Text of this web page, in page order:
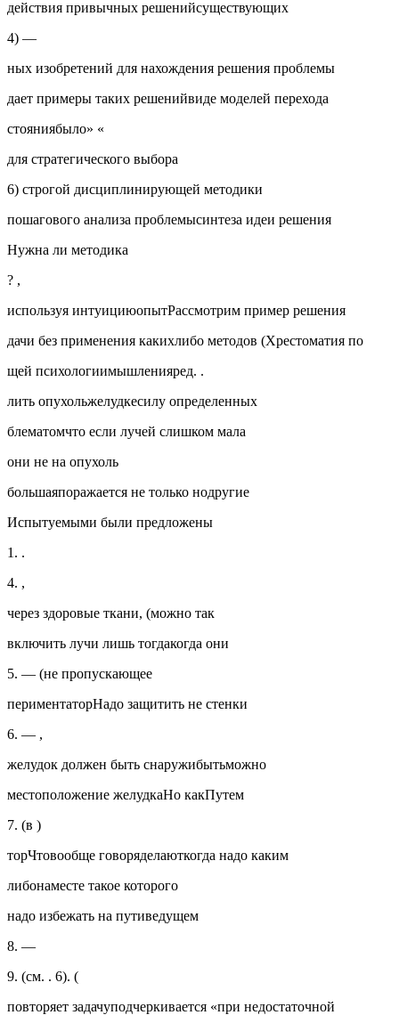
действия привычных решенийсуществующих
4) —
ных изобретений для нахождения решения проблемы
дает примеры таких решенийвиде моделей перехода
стояниябыло» «
для стратегического выбора
6) строгой дисциплинирующей методики
пошагового анализа проблемысинтеза идеи решения
Нужна ли методика
? ,
используя интуициюопытРассмотрим пример решения
дачи без применения какихлибо методов (Хрестоматия по
щей психологиимышленияред. .
лить опухольжелудкесилу определенных
блематомчто если лучей слишком мала
они не на опухоль
большаяпоражается не только нодругие
Испытуемыми были предложены
1. .
4. ,
через здоровые ткани, (можно так
включить лучи лишь тогдакогда они
5. — (не пропускающее
периментаторНадо защитить не стенки
6. — ,
желудок должен быть снаружибытьможно
местоположение желудкаНо какПутем
7. (в )
торЧтовообще говоряделаюткогда надо каким
либонаместе такое которого
надо избежать на путиведущем
8. —
9. (см. . 6). (
повторяет задачуподчеркивается «при недостаточной